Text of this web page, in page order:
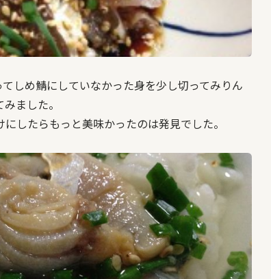
しめ鯖にしていなかった身を少し切ってみりん
ました。
したらもっと美味かったのは発見でした。